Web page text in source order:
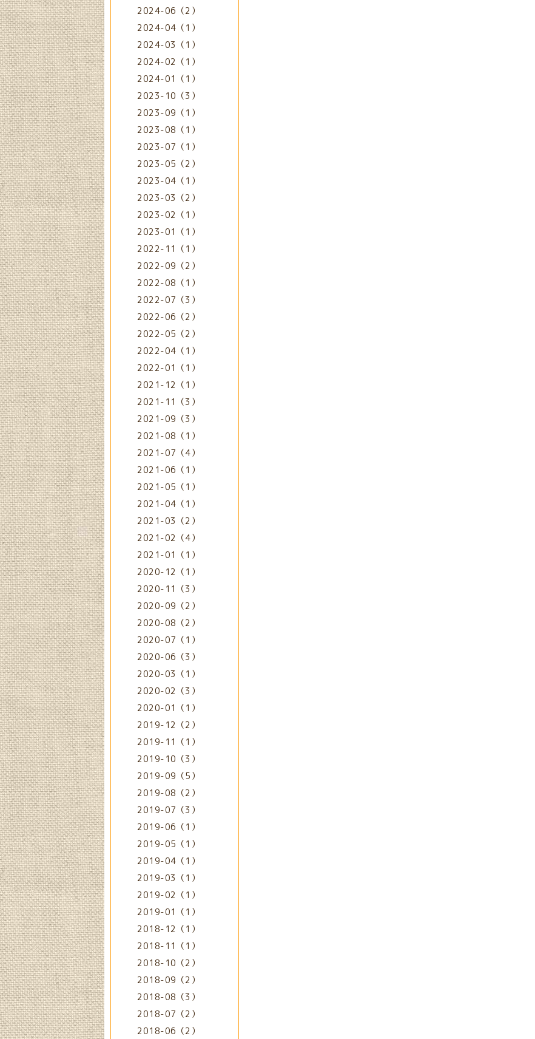
2024-06（2）
2024-04（1）
2024-03（1）
2024-02（1）
2024-01（1）
2023-10（3）
2023-09（1）
2023-08（1）
2023-07（1）
2023-05（2）
2023-04（1）
2023-03（2）
2023-02（1）
2023-01（1）
2022-11（1）
2022-09（2）
2022-08（1）
2022-07（3）
2022-06（2）
2022-05（2）
2022-04（1）
2022-01（1）
2021-12（1）
2021-11（3）
2021-09（3）
2021-08（1）
2021-07（4）
2021-06（1）
2021-05（1）
2021-04（1）
2021-03（2）
2021-02（4）
2021-01（1）
2020-12（1）
2020-11（3）
2020-09（2）
2020-08（2）
2020-07（1）
2020-06（3）
2020-03（1）
2020-02（3）
2020-01（1）
2019-12（2）
2019-11（1）
2019-10（3）
2019-09（5）
2019-08（2）
2019-07（3）
2019-06（1）
2019-05（1）
2019-04（1）
2019-03（1）
2019-02（1）
2019-01（1）
2018-12（1）
2018-11（1）
2018-10（2）
2018-09（2）
2018-08（3）
2018-07（2）
2018-06（2）